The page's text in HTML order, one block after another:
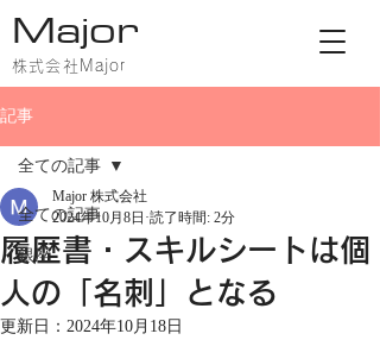
Major
株式会社Major
記事
全ての記事
銀座
全ての記事
履歴書・スキルシートは個
人の「名刺」となる
Major 株式会社
2024年10月8日 読了時間: 2分
更新日： 2024年10月18日